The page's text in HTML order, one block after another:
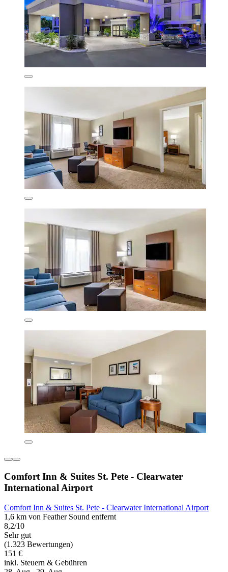
Comfort Inn & Suites St. Pete - Clearwater
International Airport
Comfort Inn & Suites St. Pete - Clearwater International Airport
1,6 km von Feather Sound entfernt
8,2/10
Sehr gut
(1.323 Bewertungen)
151 €
inkl. Steuern & Gebühren